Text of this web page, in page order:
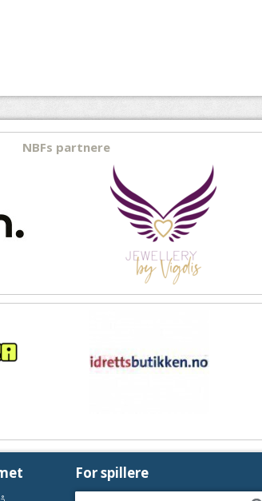
NBFs partnere
For spillere